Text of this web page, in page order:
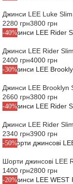
Джинси LEE Luke
2280 грн3800 грн
-40%
Джинси LEE Rider
2400 грн4000 грн
-30%
Джинси LEE Brooklyn
2660 грн3800 грн
-40%
Джинси LEE Rider
2340 грн3900 грн
-50%
Шорти джинсові LEE
1400 грн2800 грн
-20%